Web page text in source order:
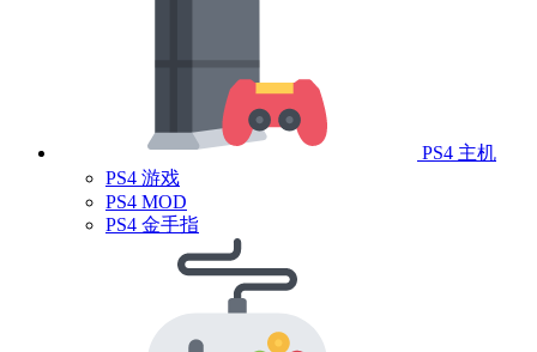
PS4 主机
PS4 游戏
PS4 MOD
PS4 金手指